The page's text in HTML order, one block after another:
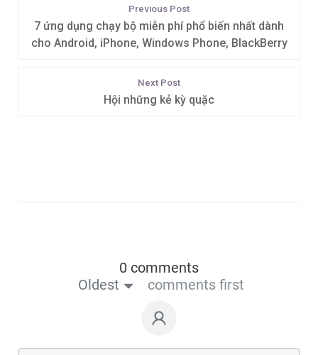
Previous Post
7 ứng dụng chạy bộ miễn phí phổ biến nhất dành
cho Android, iPhone, Windows Phone, BlackBerry
Next Post
Hội những kẻ kỳ quặc
0 comments
Oldest
comments first